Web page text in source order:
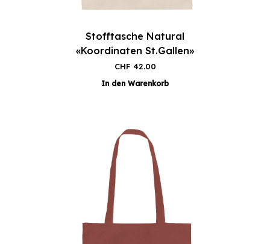
Stofftasche Natural
«Koordinaten St.Gallen»
CHF 42.00
In den Warenkorb